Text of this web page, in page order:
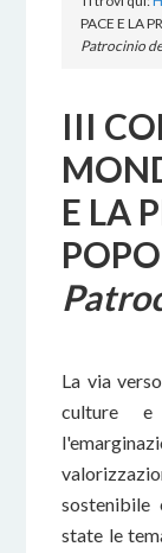
PACE E LA
Patrocinio
III
E LA
La via
culture e
sostenibile
state le